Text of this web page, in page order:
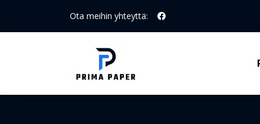
Ota meihin yhteyttä: